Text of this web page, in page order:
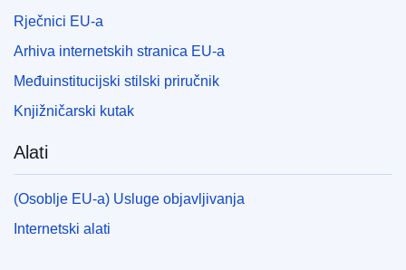
Rječnici EU-a
Arhiva internetskih stranica EU-a
Međuinstitucijski stilski priručnik
Knjižničarski kutak
Alati
(Osoblje EU-a) Usluge objavljivanja
Internetski alati